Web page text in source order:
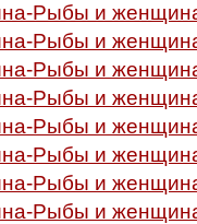
Рыбы и
Рыбы и
Рыбы и
Рыбы и
Рыбы и
Рыбы и
Рыбы и
Рыбы и